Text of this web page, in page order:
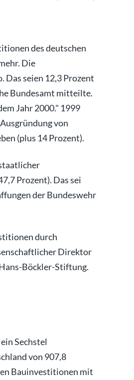
des deutschen
Die
seien 12,3 Prozent
Bundesamt mitteilte.
Jahr 2000." 1999
von
(plus 14 Prozent).
Prozent). Das sei
der Bundeswehr
durch
Direktor
Böckler-Stiftung.
Sechstel
von 907,8
Bauinvestitionen mit